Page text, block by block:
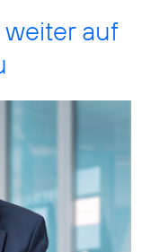
weiter auf